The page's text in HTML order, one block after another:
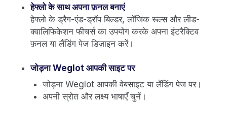
हेफ्लो के साथ अपना फ़नल बनाएं
हेफ्लो के ड्रैग-एंड-ड्रॉप बिल्डर, लॉजिक रूल्स और लीड-
क्वालिफिकेशन फीचर्स का उपयोग करके अपना इंटरैक्टिव
फ़नल या लैंडिंग पेज डिज़ाइन करें।
जोड़ना Weglot आपकी साइट पर
जोड़ना Weglot आपकी वेबसाइट या लैंडिंग पेज पर।
अपनी स्रोत और लक्ष्य भाषाएँ चुनें।